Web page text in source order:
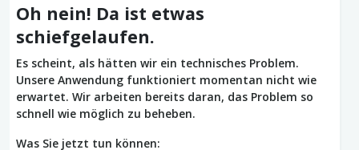
Oh nein! Da ist etwas
schiefgelaufen.
Es scheint, als hätten wir ein technisches Problem.
Unsere Anwendung funktioniert momentan nicht wie
erwartet. Wir arbeiten bereits daran, das Problem so
schnell wie möglich zu beheben.
Was Sie jetzt tun können: